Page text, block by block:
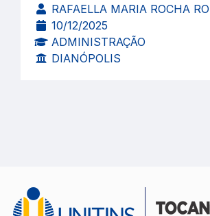
RAFAELLA MARIA ROCHA
10/12/2025
ADMINISTRAÇÃO
DIANÓPOLIS